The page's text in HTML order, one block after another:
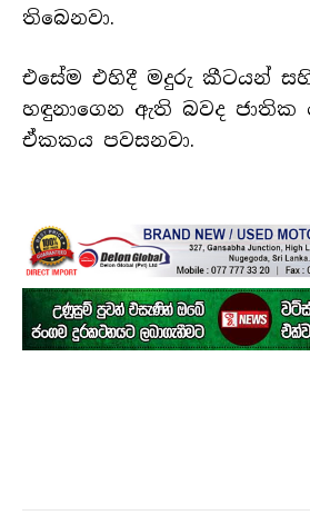
තිබෙනවා.
එසේම එහිදී මදුරු කීටයන්
හඳුනාගෙන ඇති බවද ජාතික
ඒකකය පවසනවා.